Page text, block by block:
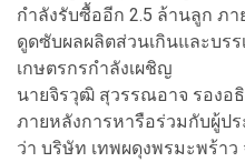
กำลังรับซื้ออีก 2.5 ล้านลูก ภา
ดูดซับผลผลิตส่วนเกินและบร
เกษตรกรกำลังเผชิญ
นายจิรวุฒิ สุวรรณอาจ รองอ
ภายหลังการหารือร่วมกับผู้ป
ว่า บริษัท เทพผดุงพรมะพร้าว